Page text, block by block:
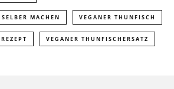
MACHEN VEGANER THUNFISCH
VEGANER THUNFISCHERSATZ